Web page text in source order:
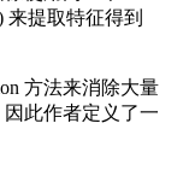
来提取特征得到
方法来消除大量
此作者定义了一